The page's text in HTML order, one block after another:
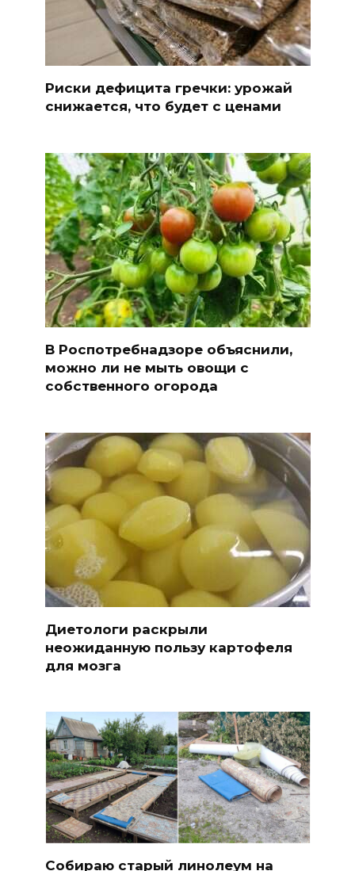
Риски дефицита гречки: урожай
снижается, что будет с ценами
В Роспотребнадзоре объяснили,
можно ли не мыть овощи с
собственного огорода
Диетологи раскрыли
неожиданную пользу картофеля
для мозга
Собираю старый линолеум на